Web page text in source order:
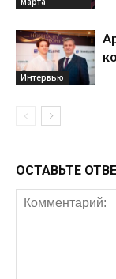
Интервью
ОСТАВЬТЕ